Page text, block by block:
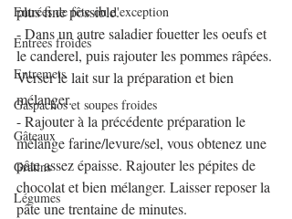
Entrées de fête ou d'exception
Entrées froides
Entremets
Gaspachos et soupes froides
Gâteaux
Gratins
Légumes
plus fine possible.
- Dans un autre saladier fouetter les oeufs et
le canderel, puis rajouter les pommes râpées.
Verser le lait sur la préparation et bien
mélanger.
- Rajouter à la précédente préparation le
mélange farine/levure/sel, vous obtenez une
pâte assez épaisse. Rajouter les pépites de
chocolat et bien mélanger. Laisser reposer la
pâte une trentaine de minutes.